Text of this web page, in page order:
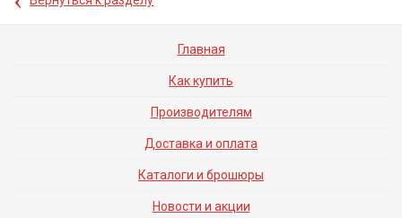
Главная
Как купить
Производителям
Доставка и оплата
Каталоги и брошюры
Новости и акции